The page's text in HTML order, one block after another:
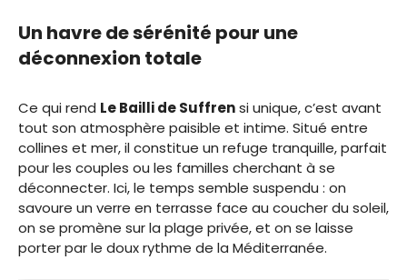
Un havre de sérénité pour une
déconnexion totale
Ce qui rend Le Bailli de Suffrensi unique, c’est avant
tout son atmosphère paisible et intime. Situé entre
collines et mer, il constitue un refuge tranquille, parfait
pour les couples ou les familles cherchant à se
déconnecter. Ici, le temps semble suspendu : on
savoure un verre en terrasse face au coucher du soleil,
on se promène sur la plage privée, et on se laisse
porter par le doux rythme de la Méditerranée.